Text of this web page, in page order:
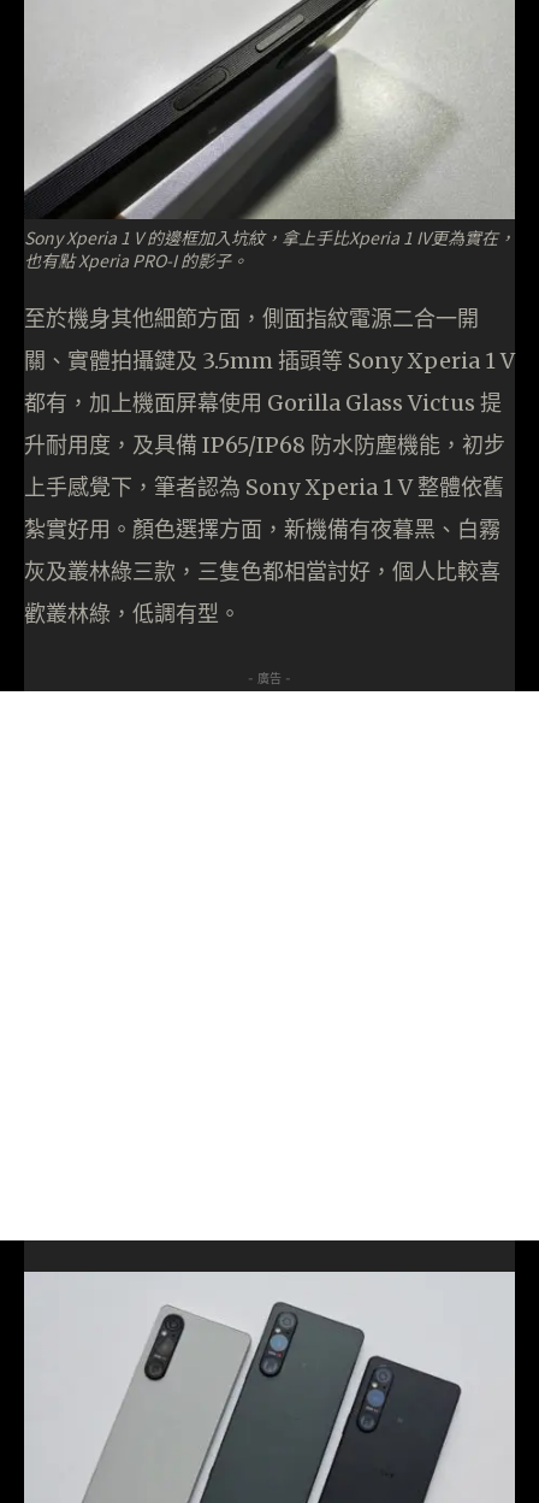
Sony Xperia 1 V 的邊框加入坑紋，拿上手比Xperia 1 IV更為實在，
也有點 Xperia PRO-I 的影子。
至於機身其他細節方面，側面指紋電源二合一開
關、實體拍攝鍵及 3.5mm 插頭等 Sony Xperia 1 V
都有，加上機面屏幕使用 Gorilla Glass Victus 提
升耐用度，及具備 IP65/IP68 防水防塵機能，初步
上手感覺下，筆者認為 Sony Xperia 1 V 整體依舊
紮實好用。顏色選擇方面，新機備有夜暮黑、白霧
灰及叢林綠三款，三隻色都相當討好，個人比較喜
歡叢林綠，低調有型。
- 廣告 -